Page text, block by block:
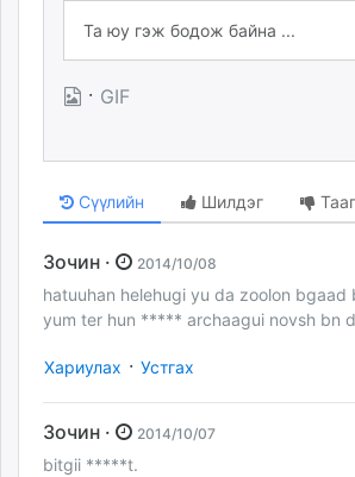
· GIF
Сүүлийн Шилдэг
Зочин · 2014/10/08
hatuuhan helehugi yu da zoolon
yum ter hun ***** archaagui novsh bn
Хариулах · Устгах
Зочин · 2014/10/07
bitgii *****t.